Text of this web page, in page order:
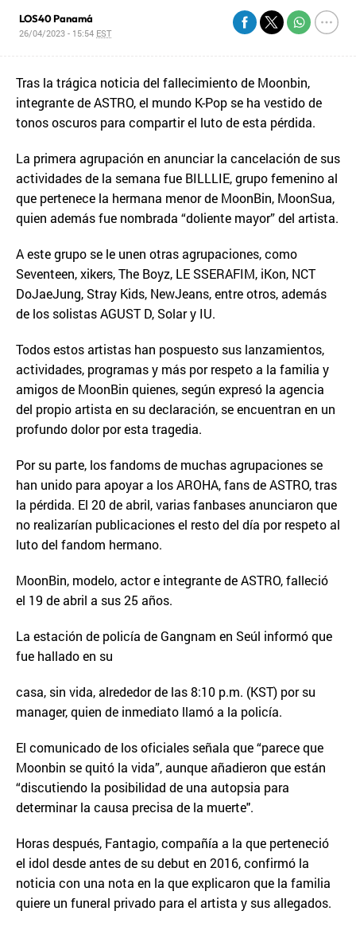
LOS40 Panamá
26/04/2023 - 15:54 EST
Tras la trágica noticia del fallecimiento de Moonbin,
integrante de ASTRO, el mundo K-Pop se ha vestido de
tonos oscuros para compartir el luto de esta pérdida.
La primera agrupación en anunciar la cancelación de sus
actividades de la semana fue BILLLIE, grupo femenino al
que pertenece la hermana menor de MoonBin, MoonSua,
quien además fue nombrada “doliente mayor” del artista.
A este grupo se le unen otras agrupaciones, como
Seventeen, xikers, The Boyz, LE SSERAFIM, iKon, NCT
DoJaeJung, Stray Kids, NewJeans, entre otros, además
de los solistas AGUST D, Solar y IU.
Todos estos artistas han pospuesto sus lanzamientos,
actividades, programas y más por respeto a la familia y
amigos de MoonBin quienes, según expresó la agencia
del propio artista en su declaración, se encuentran en un
profundo dolor por esta tragedia.
Por su parte, los fandoms de muchas agrupaciones se
han unido para apoyar a los AROHA, fans de ASTRO, tras
la pérdida. El 20 de abril, varias fanbases anunciaron que
no realizarían publicaciones el resto del día por respeto al
luto del fandom hermano.
MoonBin, modelo, actor e integrante de ASTRO, falleció
el 19 de abril a sus 25 años.
La estación de policía de Gangnam en Seúl informó que
fue hallado en su
casa, sin vida, alrededor de las 8:10 p.m. (KST) por su
manager, quien de inmediato llamó a la policía.
El comunicado de los oficiales señala que “parece que
Moonbin se quitó la vida”, aunque añadieron que están
“discutiendo la posibilidad de una autopsia para
determinar la causa precisa de la muerte".
Horas después, Fantagio, compañía a la que perteneció
el idol desde antes de su debut en 2016, confirmó la
noticia con una nota en la que explicaron que la familia
quiere un funeral privado para el artista y sus allegados.